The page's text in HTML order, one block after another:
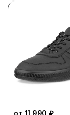
от 11 990 ₽